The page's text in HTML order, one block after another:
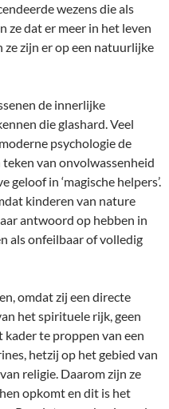
wezens die als
ze dat er meer in het leven
ze zijn er op een natuurlijke
de innerlijke
die glashard. Veel
psychologie de
van onvolwassenheid
in ‘magische helpers’.
kinderen van nature
antwoord op hebben in
als onfeilbaar of volledig
omdat zij een directe
het spirituele rijk, geen
te proppen van een
hetzij op het gebied van
religie. Daarom zijn ze
opkomt en dit is het